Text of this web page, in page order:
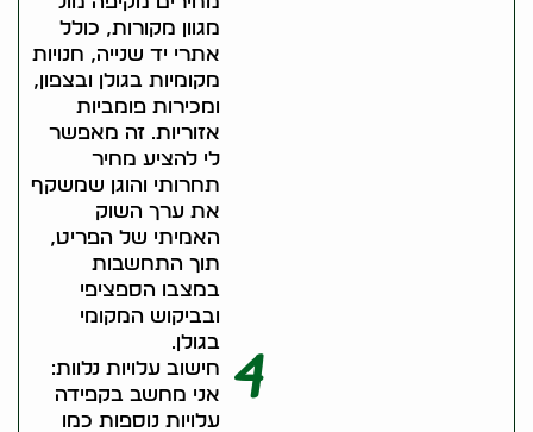
מגוון מקורות, כולל
אתרי יד שנייה, חנויות
מקומיות בגולן ובצפון,
ומכירות פומביות
אזוריות. זה מאפשר
לי להציע מחיר
תחרותי והוגן שמשקף
את ערך השוק
האמיתי של הפריט,
תוך התחשבות
במצבו הספציפי
ובביקוש המקומי
בגולן.
4
חישוב עלויות נלוות:
אני מחשב בקפידה
עלויות נוספות כמו